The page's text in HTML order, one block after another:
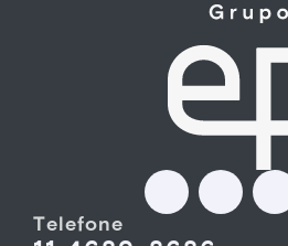
Telefone